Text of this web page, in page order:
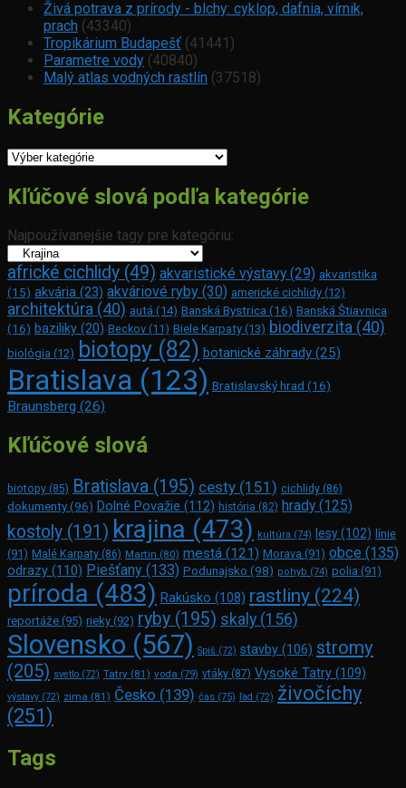
Živá potrava z prírody - blchy: cyklop, dafnia, vírnik,
prach (43340)
Tropikárium Budapešť (41441)
Parametre vody (40840)
Malý atlas vodných rastlín (37518)
Kategórie
Kategórie
Kľúčové slová podľa kategórie
Najpoužívanejšie tagy pre kategóriu:
africké cichlidy (49) akvaristické výstavy (29) akvaristika
(15) akvária (23) akváriové ryby (30) americké cichlidy (12)
architektúra (40) autá (14) Banská Bystrica(16) Banská Štiavnica
(16) baziliky (20) Beckov (11) Biele Karpaty (13) biodiverzita (40)
biológia (12) biotopy (82) botanické záhrady (25)
Bratislava (123) Bratislavský hrad (16)
Braunsberg (26)
Kľúčové slová
biotopy (85) Bratislava (195) cesty (151) cichlidy (86)
dokumenty (96) Dolné Považie (112) história (82) hrady (125)
kostoly (191) krajina (473) kultúra (74) lesy(102) línie
(91) Malé Karpaty (86) Martin (80) mestá (121) Morava (91) obce (135)
odrazy (110) Piešťany (133) Podunajsko (98) pohyb (74) polia (91)
príroda (483) Rakúsko (108) rastliny (224)
reportáže (95) rieky (92) ryby (195) skaly (156)
Slovensko (567) Spiš (72) stavby (106) stromy
(205) svetlo (72) Tatry (81) voda (79) vtáky (87) Vysoké Tatry (109)
výstavy (72) zima (81) Česko (139) čas (75) ľad (72) živočíchy
(251)
Tags